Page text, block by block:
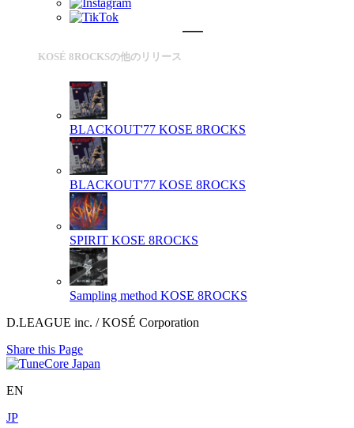
KOSÉ 8ROCKSの他のリリース
BLACKOUT'77 KOSE 8ROCKS
BLACKOUT'77 KOSE 8ROCKS
SPIRIT KOSE 8ROCKS
Sampling method KOSE 8ROCKS
D.LEAGUE inc. / KOSÉ Corporation
Share this Page
EN
JP